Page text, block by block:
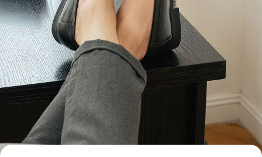
Giày lười:là một gợi ý cho bạn bởi giày lười khá “dễ tính” khi có thể
phối đồ với cả quần âu và quần jean. Nên chọn kiểu dáng giày có đế
dày một chút, mũi tròn và có thể thiết kế cách điệu như dập vân cá sấu
hoặc có quai ngang.
Giày nam quần jean kiểu dáng Derby:đây cũng là một mẫu giày được
khá nhiều anh chàng yêu thích quần jean lựa chọn. Derby mũi tròn hợp
với quần jean thụng, derby mũi nhọn hợp với những chiếc quần jean
skinny bó sát.
Giày Derby:Thiết kế đặc trưng của Derby là phần lỗ xâu kết được gắn
phía trên của vamp. Với cấu trúc open lacing này, giày Derby mang đến